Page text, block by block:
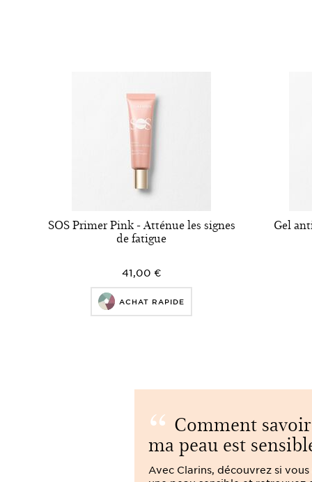
SOS Primer Pink - Atténue les signes
de fatigue
41,00 €
ACHAT RAPIDE
Gel
Comment
ma peau est
Avec Clarins, découvrez si vous